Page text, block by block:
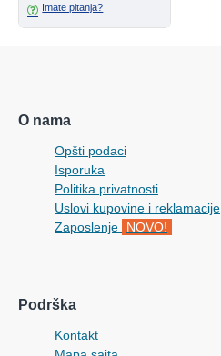
Imate pitanja?
O nama
Opšti podaci
Isporuka
Politika privatnosti
Uslovi kupovine i reklamacije
Zaposlenje
NOVO!
Podrška
Kontakt